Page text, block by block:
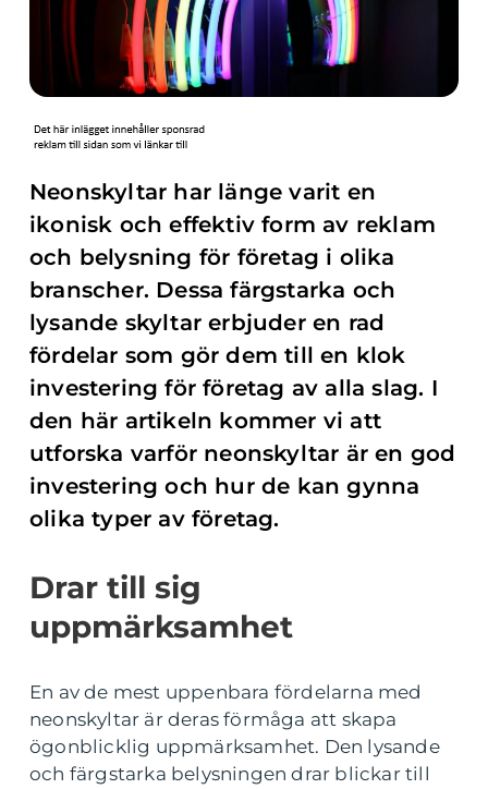
Neonskyltar har länge varit en
ikonisk och effektiv form av reklam
och belysning för företag i olika
branscher. Dessa färgstarka och
lysande skyltar erbjuder en rad
fördelar som gör dem till en klok
investering för företag av alla slag. I
den här artikeln kommer vi att
utforska varför neonskyltar är en god
investering och hur de kan gynna
olika typer av företag.
Drar till sig
uppmärksamhet
En av de mest uppenbara fördelarna med
neonskyltar är deras förmåga att skapa
ögonblicklig uppmärksamhet. Den lysande
och färgstarka belysningen drar blickar till